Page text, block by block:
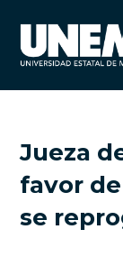
Jueza
favor
se